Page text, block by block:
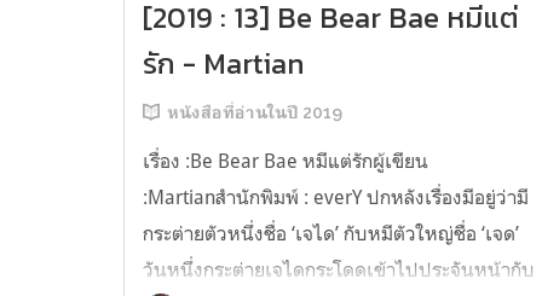
[2019 : 13] Be Bear Bae หมีแต่
รัก - Martian
หนังสือที่อ่านในปี 2019
เรื่อง :Be Bear Bae หมีแต่รักผู้เขียน
:Martianสำนักพิมพ์ : everY ปกหลังเรื่องมีอยู่ว่ามี
กระต่ายตัวหนึ่งชื่อ ‘เจได’ กับหมีตัวใหญ่ชื่อ ‘เจด’
วันหนึ่งกระต่ายเจไดกระโดดเข้าไปประจันหน้ากับ